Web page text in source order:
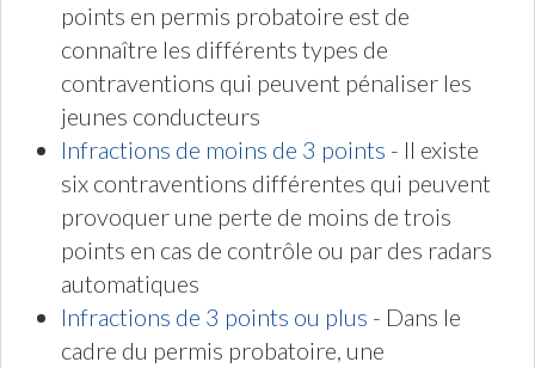
points en permis probatoire est de
connaître les différents types de
contraventions qui peuvent pénaliser les
jeunes conducteurs
Infractions de moins de 3 points - Il existe
six contraventions différentes qui peuvent
provoquer une perte de moins de trois
points en cas de contrôle ou par des radars
automatiques
Infractions de 3 points ou plus - Dans le
cadre du permis probatoire, une